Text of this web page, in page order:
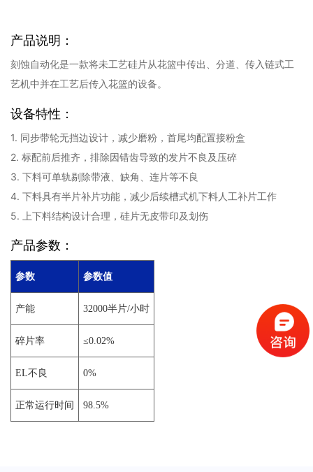
产品说明：
刻蚀自动化是一款将未工艺硅片从花篮中传出、分道、传入链式工
艺机中并在工艺后传入花篮的设备。
设备特性：
1. 同步带轮无挡边设计，减少磨粉，首尾均配置接粉盒
2. 标配前后推齐，排除因错齿导致的发片不良及压碎
3. 下料可单轨剔除带液、缺角、连片等不良
4. 下料具有半片补片功能，减少后续槽式机下料人工补片工作
5. 上下料结构设计合理，硅片无皮带印及划伤
产品参数：
参数 参数值
产能 32000半片/小时
碎片率 ≤0.02%
EL不良 0%
正常运行时间 98.5%